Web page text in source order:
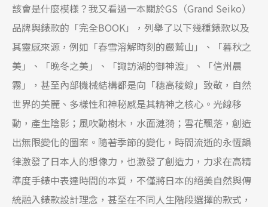
該會是什麼模樣？我又看過一本關於GS（Grand Seiko）
品牌與錶款的「完全BOOK」，列舉了以下幾種錶款以及
其靈感來源，例如「春雪溶解時刻的嚴鷲山」、「暮秋之
美」、「晚冬之美」、「諏訪湖的御神渡」、「信州晨
霧」，甚至內部機械結構都是向「穗高稜線」致敬，自然
世界的美麗、多樣性和神秘感是其精神之核心。光線移
動，產生陰影；風吹動樹木，水面漣漪；雪花飄落，創造
出無限變化的圖案。隨著季節的變化，時間流逝的永恆韻
律激發了日本人的想像力，也激發了創造力，力求在高精
準度手錶中表達時間的本質，不僅將日本的絕美自然與傳
統融入錶款設計理念，甚至在不同人生階段選擇的款式，